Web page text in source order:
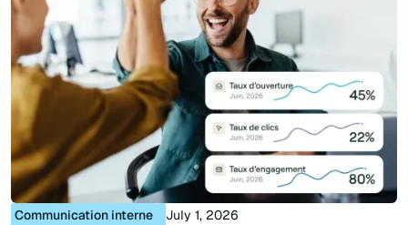
Communication interne July 1, 2026